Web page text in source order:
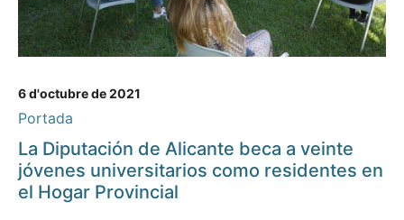
6 d'octubre de 2021
Portada
La Diputación de Alicante beca a veinte
jóvenes universitarios como residentes en
el Hogar Provincial